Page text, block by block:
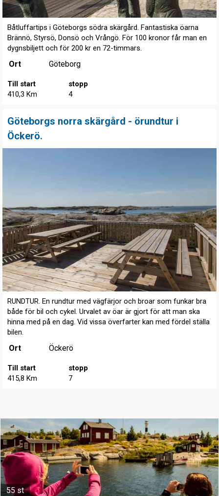
Båtluffartips i Göteborgs södra skärgård. Fantastiska öarna
Brännö, Styrsö, Donsö och Vrångö. För 100 kronor får man en
dygnsbiljett och för 200 kr en 72-timmars.
Ort Göteborg
Till start
410,3 Km
stopp
4
Göteborgs norra skärgård - örundtur i
Öckerö.
RUNDTUR. En rundtur med vägfärjor och broar som funkar bra
både för bil och cykel. Urvalet av öar är gjort för att man ska
hinna med på en dag. Vid vissa överfarter kan med fördel ställa
bilen.
Ort Öckerö
Till start
415,8 Km
stopp
7
55 st